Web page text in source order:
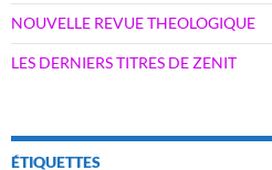
NOUVELLE REVUE THEOLOGIQUE
LES DERNIERS TITRES DE ZENIT
ÉTIQUETTES